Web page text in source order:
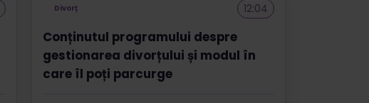
Divorț 12:04
Conținutul programului despre
gestionarea divorțului și modul în
care îl poți parcurge